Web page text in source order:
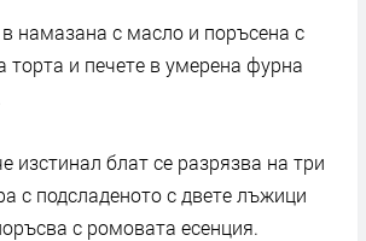
намазана с масло и поръсена с
и печете в умерена фурна
изстинал блат се разрязва на три
с подсладеното с двете лъжици
с ромовата есенция.